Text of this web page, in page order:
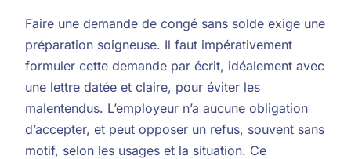
Faire une demande de congé sans solde exige une
préparation soigneuse. Il faut impérativement
formuler cette demande par écrit, idéalement avec
une lettre datée et claire, pour éviter les
malentendus. L’employeur n’a aucune obligation
d’accepter, et peut opposer un refus, souvent sans
motif, selon les usages et la situation. Ce